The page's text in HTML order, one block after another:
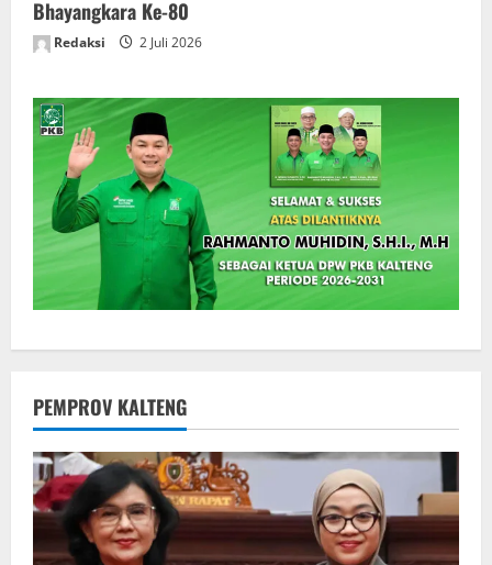
Bhayangkara Ke-80
Redaksi 2 Juli 2026
PEMPROV KALTENG